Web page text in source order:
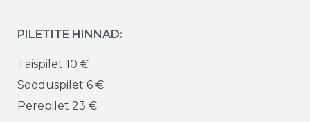
PILETITE HINNAD:
Täispilet 10 €
Sooduspilet 6 €
Perepilet 23 €